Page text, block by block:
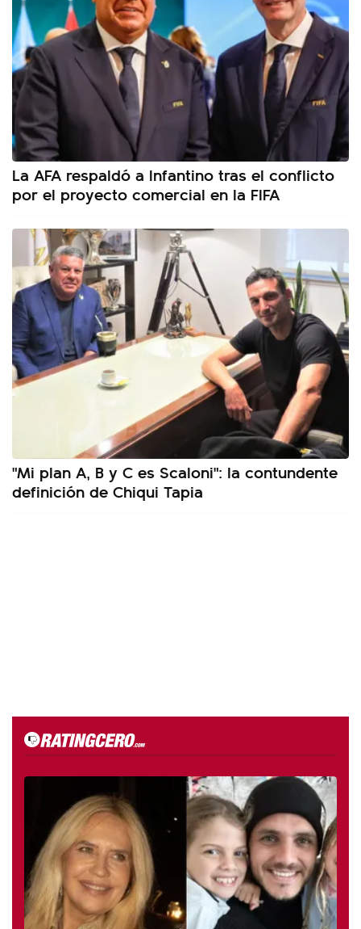
La AFA respaldó a Infantino tras el conflicto
por el proyecto comercial en la FIFA
"Mi plan A, B y C es Scaloni": la contundente
definición de Chiqui Tapia